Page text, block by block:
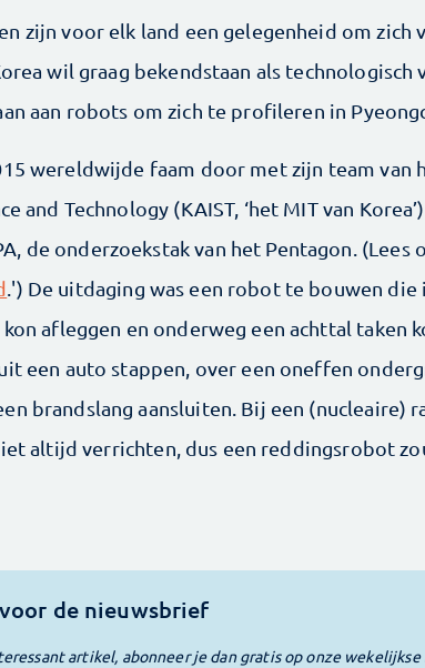
zijn voor elk land een gelegenheid om zich
wil graag bekendstaan als
aan robots om zich te profileren in
wereldwijde faam door met zijn team van
and Technology (KAIST, ‘het MIT van
de onderzoekstak van het Pentagon. (Lees
.') De uitdaging was een robot te bouwen
afleggen en onderweg een achttal taken
een auto stappen, over een oneffen
brandslang aansluiten. Bij een (nucleaire)
altijd verrichten, dus een reddings­robot
de nieuwsbrief
artikel, abonneer je dan gratis op onze